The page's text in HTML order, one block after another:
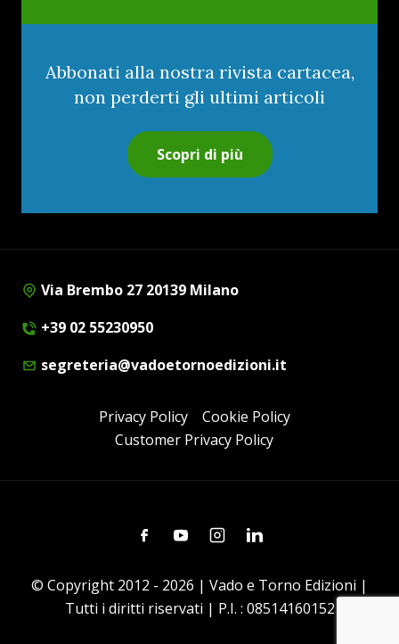
Abbonati alla nostra rivista cartacea,
non perderti gli ultimi articoli
Scopri di più
Via Brembo 27 20139 Milano
+39 02 55230950
segreteria@vadoetornoedizioni.it
Privacy Policy
Cookie Policy
Customer Privacy Policy
FacebookYoutubeInstagramLinkedin
© Copyright 2012 - 2026 | Vado e Torno Edizioni |
Tutti i diritti riservati | P.I. : 08514160152